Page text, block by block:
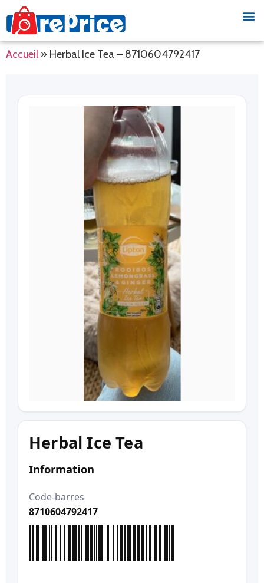
Accueil » Herbal Ice Tea – 8710604792417
Herbal Ice Tea
Information
Code-barres
8710604792417